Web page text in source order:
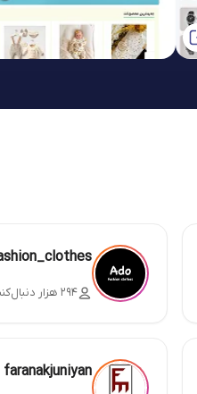
۲۹۴ هزار دنبال‌کننده
faranakjuniyan